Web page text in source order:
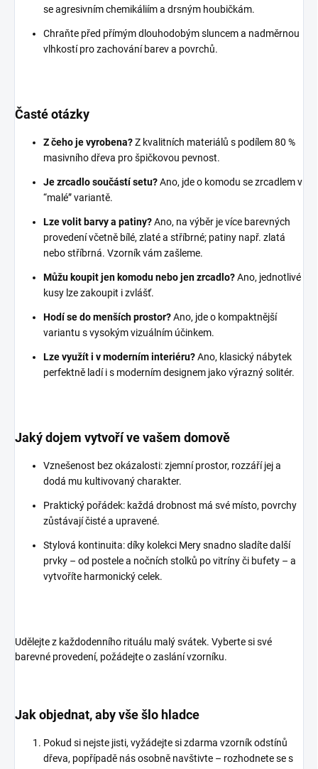
se agresivním chemikáliím a drsným houbičkám.
Chraňte před přímým dlouhodobým sluncem a nadměrnou
vlhkostí pro zachování barev a povrchů.
Časté otázky
Z čeho je vyrobena?Z kvalitních materiálů s podílem 80 %
masivního dřeva pro špičkovou pevnost.
Je zrcadlo součástí setu?Ano, jde o komodu se zrcadlem v
“malé” variantě.
Lze volit barvy a patiny?Ano, na výběr je více barevných
provedení včetně bílé, zlaté a stříbrné; patiny např. zlatá
nebo stříbrná. Vzorník vám zašleme.
Můžu koupit jen komodu nebo jen zrcadlo?Ano, jednotlivé
kusy lze zakoupit i zvlášť.
Hodí se do menších prostor?Ano, jde o kompaktnější
variantu s vysokým vizuálním účinkem.
Lze využít i v moderním interiéru?Ano, klasický nábytek
perfektně ladí i s moderním designem jako výrazný solitér.
Jaký dojem vytvoří ve vašem domově
Vznešenost bez okázalosti: zjemní prostor, rozzáří jej a
dodá mu kultivovaný charakter.
Praktický pořádek: každá drobnost má své místo, povrchy
zůstávají čisté a upravené.
Stylová kontinuita: díky kolekci Mery snadno sladíte další
prvky – od postele a nočních stolků po vitríny či bufety – a
vytvoříte harmonický celek.
Udělejte z každodenního rituálu malý svátek. Vyberte si své
barevné provedení, požádejte o zaslání vzorníku.
Jak objednat, aby vše šlo hladce
Pokud si nejste jisti, vyžádejte si zdarma vzorník odstínů
dřeva, popřípadě nás osobně navštivte – rozhodnete se s